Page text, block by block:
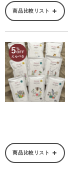
商品比較リスト
商品比較リスト